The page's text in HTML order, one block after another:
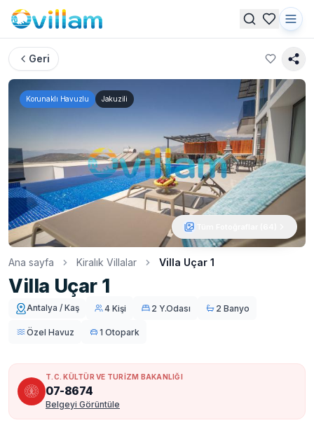
Geri
Korunaklı Havuzlu Jakuzili
Ana sayfa Kiralık Villalar Villa Uçar 1
Villa Uçar 1
Antalya / Kaş 4 Kişi 2 Y.Odası 2 Banyo
Özel Havuz 1 Otopark
T.C. KÜLTÜR VE TURİZM BAKANLIĞI
07-8674
Belgeyi Görüntüle